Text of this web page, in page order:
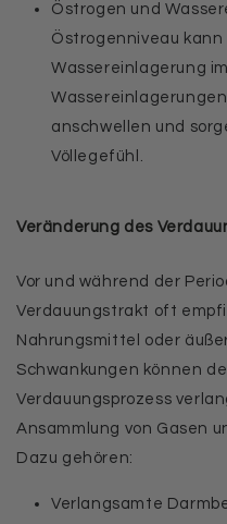
Östrogen und
Östrogenniveau
Wassereinlagerung
anschwellen und
Völlegefühl.
Veränderung des
Vor und während der
Verdauungstrakt oft
Nahrungsmittel oder
Schwankungen können
Verdauungsprozess
Ansammlung von Gasen
Dazu gehören:
Verlangsamte